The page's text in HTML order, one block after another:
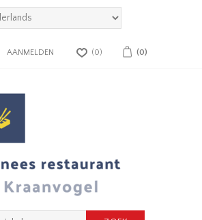
AANMELDEN (0) (0)